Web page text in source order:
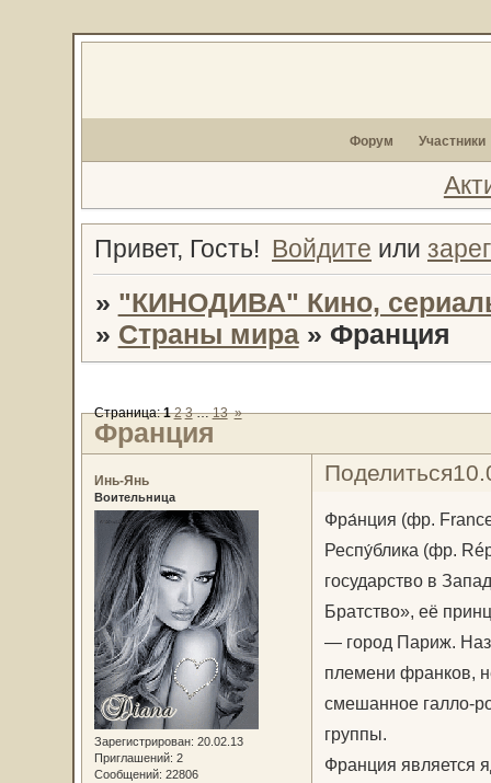
Форум Участники
Привет, Гость! Войдите или
» "КИНОДИВА" Кино,
» Страны мира » Франция
Франция
Страница:1 2 3 … 13 »
Поделиться
Инь-Янь
Воительница
Зарегистрирован: 20.02.13
Приглашений: 2
Сообщений: 22806
Фра́нция (фр.
Респу́блика (фр.
государство в
Братство», её
— город Париж.
племени франков,
смешанное галло-
группы.
Франция является